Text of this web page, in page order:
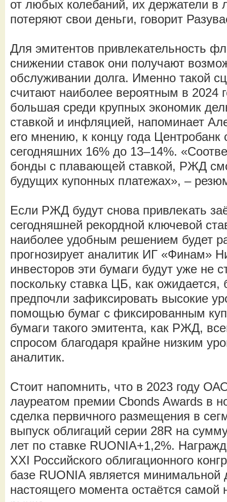
от любых колебаний, их держатели в
потеряют свои деньги, говорит
Для эмитентов привлекательность
снижении ставок они получают
обслуживании долга. Именно такой
считают наиболее вероятным в 2024
большая среди крупных экономик
ставкой и инфляцией, напоминает
его мнению, к концу года Центробанк
сегодняшних 16% до 13–14%.
бонды с плавающей ставкой, РЖД
будущих купонных платежах», –
Если РЖД будут снова привлекать
сегодняшней рекордной ключевой
наиболее удобным решением будет
прогнозирует аналитик ИГ «Финам»
инвесторов эти бумаги будут уже не
поскольку ставка ЦБ, как ожидается,
предпочли зафиксировать высокие
помощью бумаг с фиксированным
бумаги такого эмитента, как РЖД,
спросом благодаря крайне низким
аналитик.
Стоит напомнить, что в 2023 году
лауреатом премии Cbonds Awards в
сделка первичного размещения в
выпуск облигаций серии 28R на
лет по ставке RUONIA+1,2%.
XXI Российского облигационного
базе RUONIA является минимальной
настоящего момента остаётся самой